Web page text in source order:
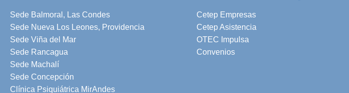
Sede Balmoral, Las Condes
Sede Nueva Los Leones, Providencia
Sede Viña del Mar
Sede Rancagua
Sede Machalí
Sede Concepción
Clínica Psiquiátrica MirAndes
Cetep Empresas
Cetep Asistencia
OTEC Impulsa
Convenios